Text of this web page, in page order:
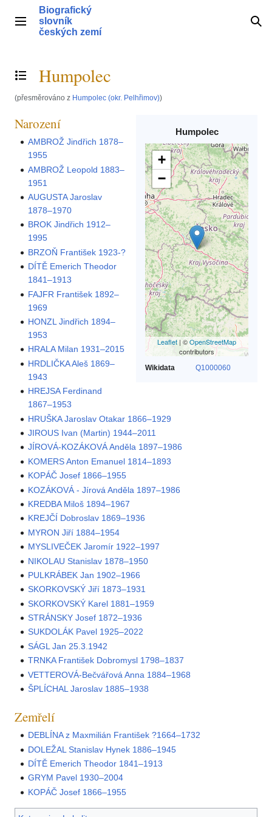
obsahHlavní menu
Biografický
slovník
českých zemí
Přepnout obsah
Humpolec
(přesměrováno z Humpolec (okr. Pelhřimov))
Humpolec
+
−
Leaflet | ©OpenStreetMap
contributors
Wikidata Q1000060
Narození
AMBROŽ Jindřich 1878–
1955
AMBROŽ Leopold 1883–
1951
AUGUSTA Jaroslav
1878–1970
BROK Jindřich 1912–
1995
BRZOŇ František 1923-?
DÍTĚ Emerich Theodor
1841–1913
FAJFR František 1892–
1969
HONZL Jindřich 1894–
1953
HRALA Milan 1931–2015
HRDLIČKA Aleš 1869–
1943
HREJSA Ferdinand
1867–1953
HRUŠKA Jaroslav Otakar 1866–1929
JIROUS Ivan (Martin) 1944–2011
JÍROVÁ-KOZÁKOVÁ Anděla 1897–1986
KOMERS Anton Emanuel 1814–1893
KOPÁČ Josef 1866–1955
KOZÁKOVÁ - Jírová Anděla 1897–1986
KREDBA Miloš 1894–1967
KREJČÍ Dobroslav 1869–1936
MYRON Jiří 1884–1954
MYSLIVEČEK Jaromír 1922–1997
NIKOLAU Stanislav 1878–1950
PULKRÁBEK Jan 1902–1966
SKORKOVSKÝ Jiří 1873–1931
SKORKOVSKÝ Karel 1881–1959
STRÁNSKY Josef 1872–1936
SUKDOLÁK Pavel 1925–2022
SÁGL Jan 25.3.1942
TRNKA František Dobromysl 1798–1837
VETTEROVÁ-Bečvářová Anna 1884–1968
ŠPLÍCHAL Jaroslav 1885–1938
Zemřelí
DEBLÍNA z Maxmilián František ?1664–1732
DOLEŽAL Stanislav Hynek 1886–1945
DÍTĚ Emerich Theodor 1841–1913
GRYM Pavel 1930–2004
KOPÁČ Josef 1866–1955